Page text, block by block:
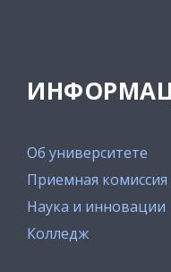
Об университете
Приемная комиссия
Наука и инновации
Колледж